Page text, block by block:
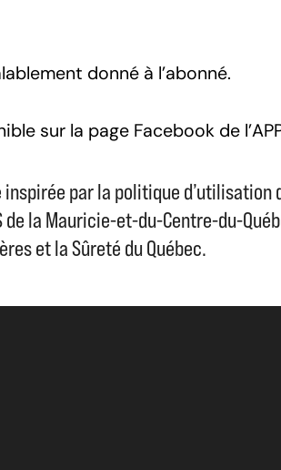
donné à l’abonné.
sur la page Facebook de
par la politique
de la Mauricie-et-du-Centre-du-
et la Sûreté du Québec.